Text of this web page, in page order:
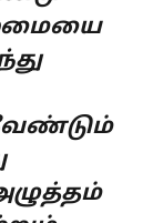
வேண்டும்